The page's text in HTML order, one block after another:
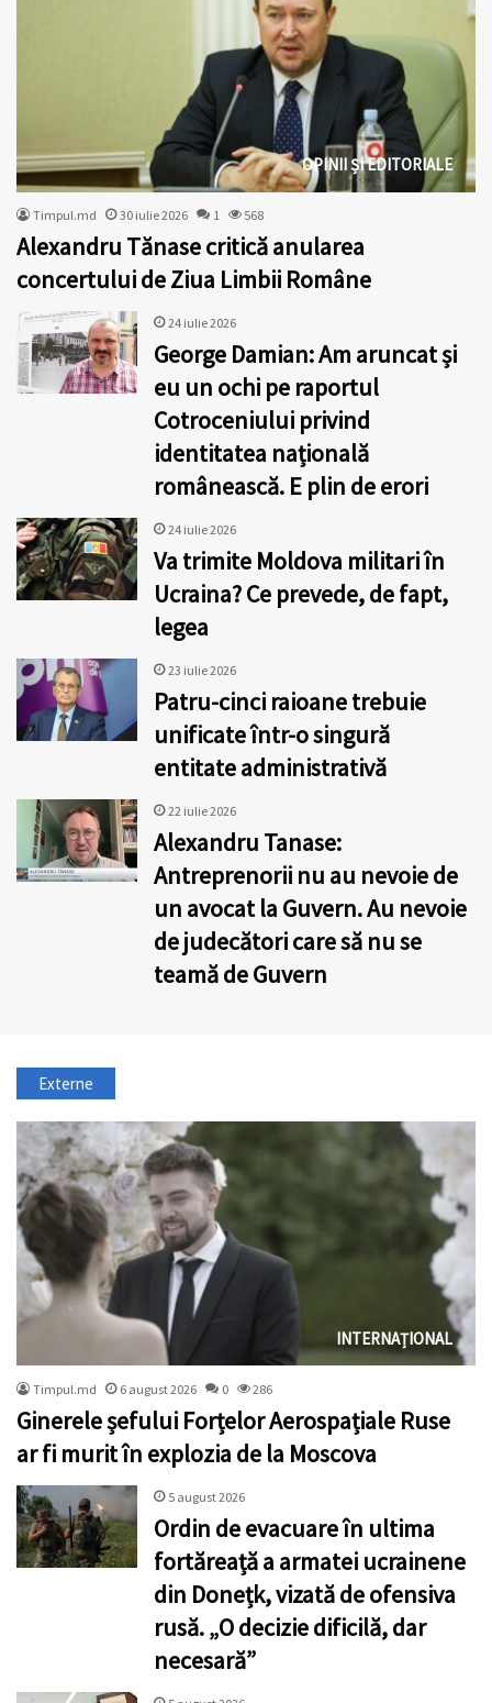
OPINII ȘI EDITORIALE
Timpul.md 30 iulie 2026 1 568
Alexandru Tănase critică anularea
concertului de Ziua Limbii Române
24 iulie 2026
George Damian: Am aruncat și
eu un ochi pe raportul
Cotroceniului privind
identitatea națională
românească. E plin de erori
24 iulie 2026
Va trimite Moldova militari în
Ucraina? Ce prevede, de fapt,
legea
23 iulie 2026
Patru-cinci raioane trebuie
unificate într-o singură
entitate administrativă
22 iulie 2026
Alexandru Tanase:
Antreprenorii nu au nevoie de
un avocat la Guvern. Au nevoie
de judecători care să nu se
teamă de Guvern
Externe
INTERNAȚIONAL
Timpul.md 6 august 2026 0 286
Ginerele șefului Forțelor Aerospațiale Ruse
ar fi murit în explozia de la Moscova
5 august 2026
Ordin de evacuare în ultima
fortăreață a armatei ucrainene
din Donețk, vizată de ofensiva
rusă. „O decizie dificilă, dar
necesară”